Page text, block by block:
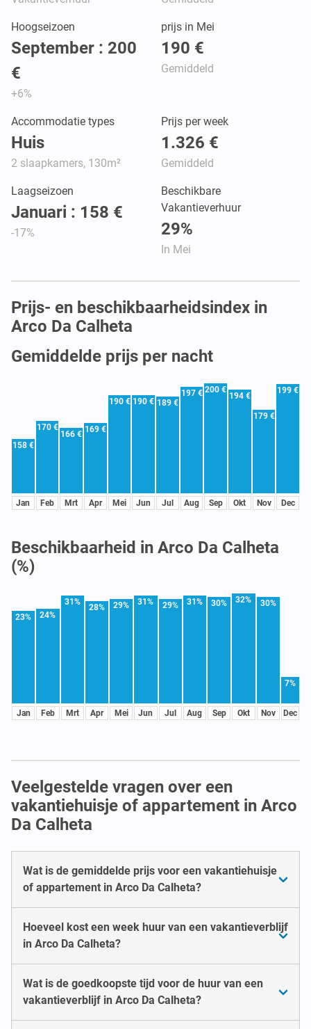
Hoogseizoen
September : 200
€
+6%
prijs in Mei
190 €
Gemiddeld
Accommodatie types
Huis
2 slaapkamers, 130m²
Prijs per week
1.326 €
Gemiddeld
Laagseizoen
Januari : 158 €
-17%
Beschikbare
Vakantieverhuur
29%
In Mei
Prijs- en beschikbaarheidsindex in
Arco Da Calheta
Gemiddelde prijs per nacht
158 €
Jan
170 €
Feb
166 €
Mrt
169 €
Apr
190 €
Mei
190 €
Jun
189 €
Jul
197 €
Aug
200 €
Sep
194 €
Okt
179 €
Nov
199 €
Dec
Beschikbaarheid in Arco Da Calheta
(%)
23%
Jan
24%
Feb
31%
Mrt
28%
Apr
29%
Mei
31%
Jun
29%
Jul
31%
Aug
30%
Sep
32%
Okt
30%
Nov
7%
Dec
Veelgestelde vragen over een
vakantiehuisje of appartement in Arco
Da Calheta
Wat is de gemiddelde prijs voor een vakantiehuisje
of appartement in Arco Da Calheta?
Hoeveel kost een week huur van een vakantieverblijf
in Arco Da Calheta?
Wat is de goedkoopste tijd voor de huur van een
vakantieverblijf in Arco Da Calheta?